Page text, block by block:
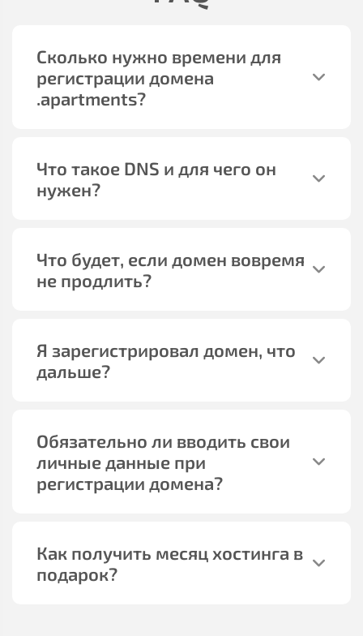
Сколько нужно времени для
регистрации домена
.apartments?
Что такое DNS и для чего он
нужен?
Что будет, если домен вовремя
не продлить?
Я зарегистрировал домен, что
дальше?
Обязательно ли вводить свои
личные данные при
регистрации домена?
Как получить месяц хостинга в
подарок?